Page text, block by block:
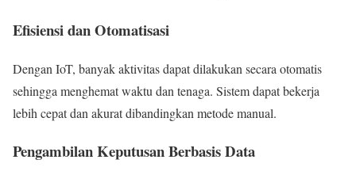
Efisiensi dan Otomatisasi
Dengan IoT, banyak aktivitas dapat dilakukan secara otomatis
sehingga menghemat waktu dan tenaga. Sistem dapat bekerja
lebih cepat dan akurat dibandingkan metode manual.
Pengambilan Keputusan Berbasis Data